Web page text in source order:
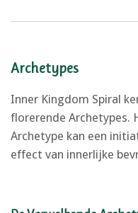
Archetypes
Inner Kingdom Spiral
florerende Archetypes.
Archetype kan een
effect van innerlijke